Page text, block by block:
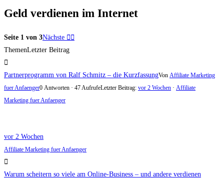
Geld verdienen im Internet
Seite 1 von 3Nächste
ThemenLetzter Beitrag
Partnerprogramm von Ralf Schmitz – die KurzfassungVon Affiliate Marketing
fuer Anfaenger0 Antworten · 47 AufrufeLetzter Beitrag: vor 2 Wochen · Affiliate
Marketing fuer Anfaenger
vor 2 Wochen
Affiliate Marketing fuer Anfaenger
Warum scheitern so viele am Online-Business – und andere verdienen